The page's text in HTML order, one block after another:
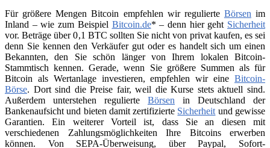
Für größere Mengen Bitcoin empfehlen wir regulierte Börsen im
Inland – wie zum Beispiel Bitcoin.de* – denn hier geht Sicherheit
vor. Beträge über 0,1 BTC sollten Sie nicht von privat kaufen, es sei
denn Sie kennen den Verkäufer gut oder es handelt sich um einen
Bekannten, den Sie schön länger von Ihrem lokalen Bitcoin-
Stammtisch kennen. Gerade, wenn Sie größere Summen als für
Bitcoin als Wertanlage investieren, empfehlen wir eine Bitcoin-
Börse. Dort sind die Preise fair, weil die Kurse stets aktuell sind.
Außerdem unterstehen regulierte Börsen in Deutschland der
Bankenaufsicht und bieten damit zertifizierte Sicherheit und gewisse
Garantien. Ein weiterer Vorteil ist, dass Sie an diesen mit
verschiedenen Zahlungsmöglichkeiten Ihre Bitcoins erwerben
können. Von SEPA-Überweisung, über Paypal, Sofort-